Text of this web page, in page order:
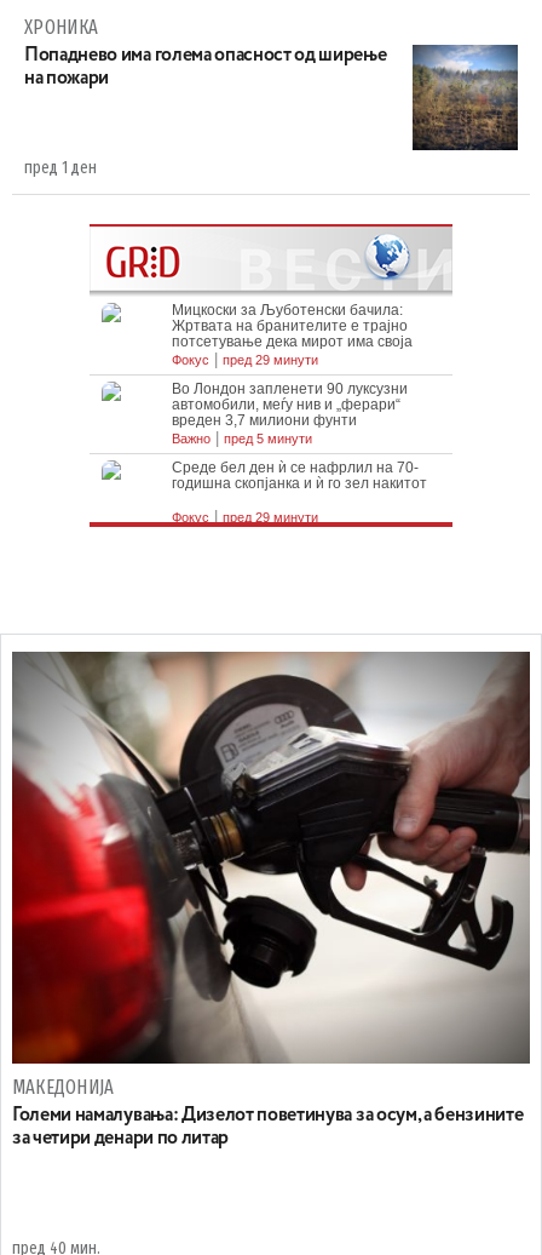
ХРОНИКА
Попаднево има голема опасност од ширење
на пожари
пред 1 ден
МАКЕДОНИЈА
Големи намалувања: Дизелот поветинува за осум, а бензините
за четири денари по литар
пред 40 мин.